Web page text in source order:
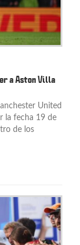
a Aston Villa
United
la fecha 19 de
de los